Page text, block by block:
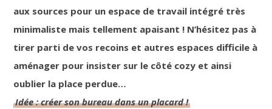
aux sources pour un espace de travail intégré très
minimaliste mais tellement apaisant ! N’hésitez pas à
tirer parti de vos recoins et autres espaces difficile à
aménager pour insister sur le côté cozy et ainsi
oublier la place perdue…
Idée : créer son bureau dans un placard !